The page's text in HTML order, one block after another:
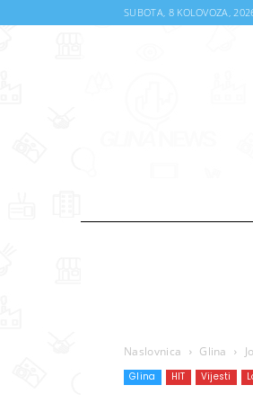
SUBOTA, 8 KOLOVOZA,
Naslovnica Glina
Glina HIT Vijesti